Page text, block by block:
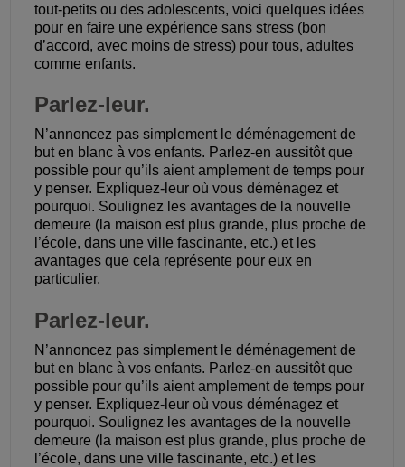
tout-petits ou des adolescents, voici quelques idées
pour en faire une expérience sans stress (bon
d’accord, avec moins de stress) pour tous, adultes
comme enfants.
Parlez-leur.
N’annoncez pas simplement le déménagement de
but en blanc à vos enfants. Parlez-en aussitôt que
possible pour qu’ils aient amplement de temps pour
y penser. Expliquez-leur où vous déménagez et
pourquoi. Soulignez les avantages de la nouvelle
demeure (la maison est plus grande, plus proche de
l’école, dans une ville fascinante, etc.) et les
avantages que cela représente pour eux en
particulier.
Parlez-leur.
N’annoncez pas simplement le déménagement de
but en blanc à vos enfants. Parlez-en aussitôt que
possible pour qu’ils aient amplement de temps pour
y penser. Expliquez-leur où vous déménagez et
pourquoi. Soulignez les avantages de la nouvelle
demeure (la maison est plus grande, plus proche de
l’école, dans une ville fascinante, etc.) et les